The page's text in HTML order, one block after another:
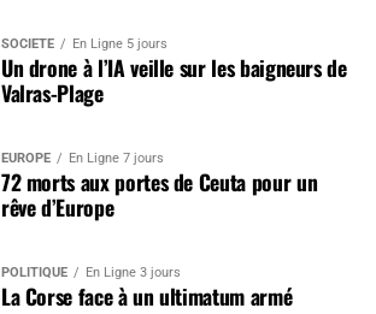
SOCIÉTÉ En Ligne 5 jours
Un drone à l’IA veille sur les baigneurs de
Valras-Plage
EUROPE En Ligne 7 jours
72 morts aux portes de Ceuta pour un
rêve d’Europe
POLITIQUE En Ligne 3 jours
La Corse face à un ultimatum armé